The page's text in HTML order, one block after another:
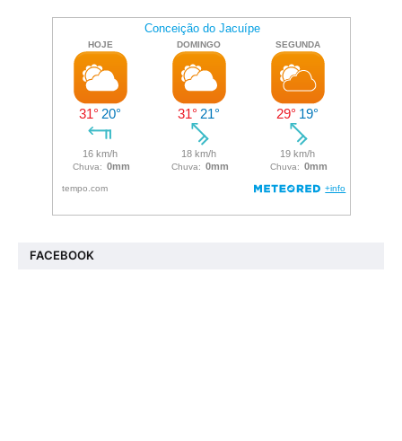
FACEBOOK